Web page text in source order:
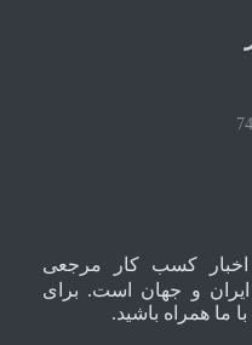
کسب کار مرجعی
و جهان است. برای
ما همراه باشید.